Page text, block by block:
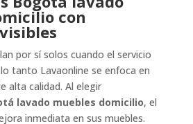
con
por sí solos cuando el servicio
tanto Lavaonline se enfoca en
alta calidad. Al elegir
lavado muebles domicilio, el
inmediata en sus muebles.